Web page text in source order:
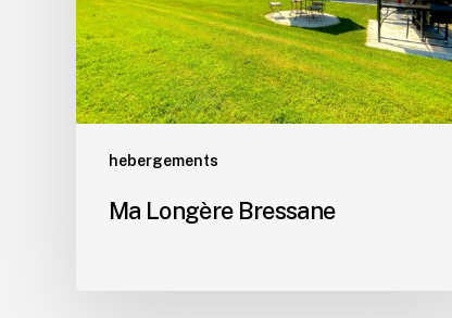
hebergements
Ma Longère Bressane